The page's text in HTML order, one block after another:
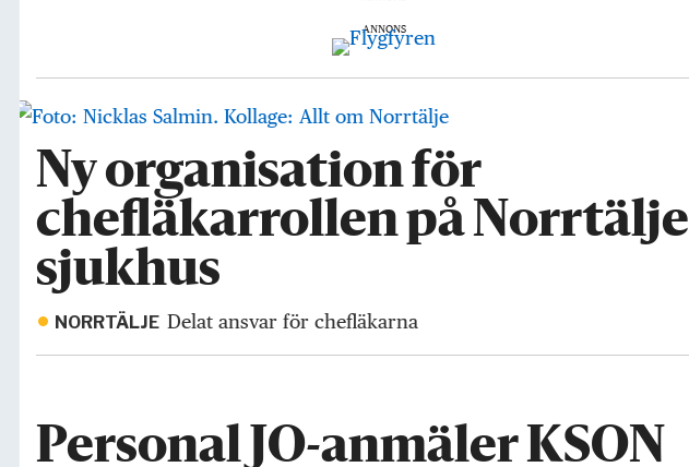
ANNONS
Ny organisation för
chefläkarrollen på Norrtälje
sjukhus
NORRTÄLJE Delat ansvar för chefläkarna
Personal JO-anmäler KSON